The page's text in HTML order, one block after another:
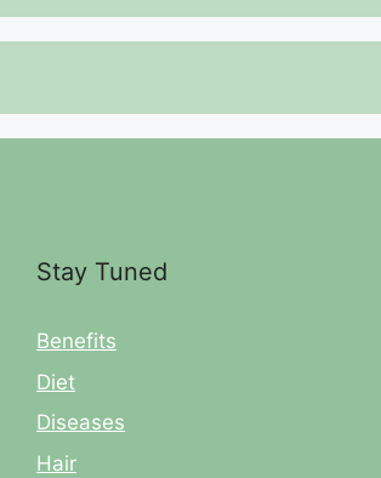
Stay Tuned
Benefits
Diet
Diseases
Hair